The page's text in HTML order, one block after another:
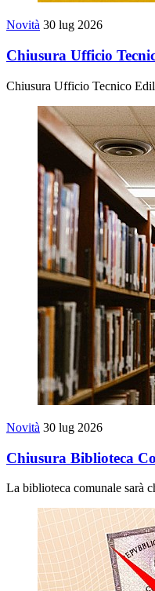
Novità 30 lug 2026
Chiusura Ufficio
Chiusura Ufficio Tecnico
Novità 30 lug 2026
Chiusura Biblioteca
La biblioteca comunale sarà